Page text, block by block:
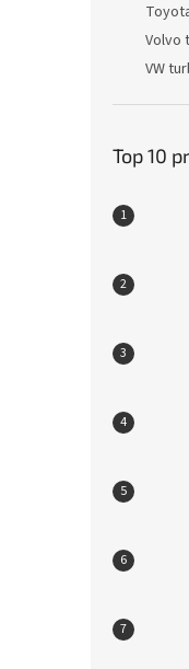
Volvo
VW
Top 10